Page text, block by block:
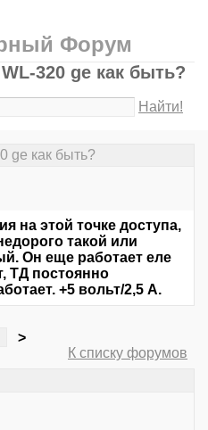
Форум
320 ge как быть?
Найти!
ge как быть?
на этой точке доступа,
такой или
Он еще работает еле
ТД постоянно
+5 вольт/2,5 А.
>
К списку форумов